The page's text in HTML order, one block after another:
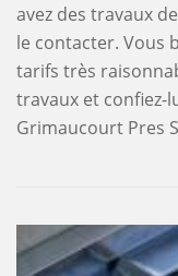
avez des travaux
le contacter. Vous
tarifs très
travaux et confiez-
Grimaucourt Pres